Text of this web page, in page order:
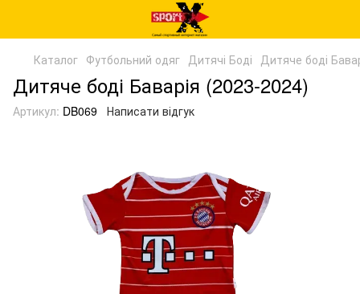
Каталог Футбольний одяг Дитячі Боді Дитяче боді
Дитяче боді Баварія (2023-2024)
Артикул: DB069 Написати відгук